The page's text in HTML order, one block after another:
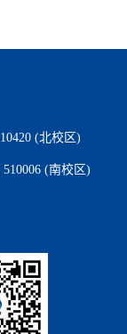
(北校区)
(南校区)